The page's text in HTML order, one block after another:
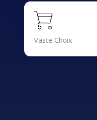
Vaste Choix